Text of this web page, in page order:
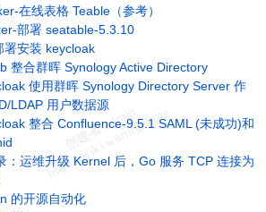
在线表格 Teable（参考）
部署 seatable-5.3.10
署安装 keycloak
整合群晖 Synology Active Directory
使用群晖 Synology Directory Server 作
LDAP 用户数据源
整合 Confluence-9.5.1 SAML (未成功)和
：运维升级 Kernel 后，Go 服务 TCP 连接为
的开源自动化